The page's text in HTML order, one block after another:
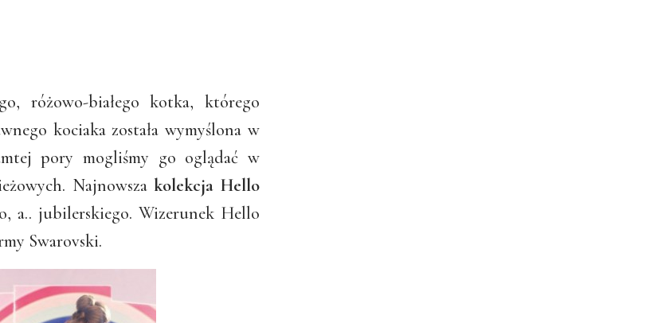
różowo-białego kotka, którego
kociaka została wymyślona w
pory mogliśmy go oglądać w
Najnowszakolekcja Hello
a.. jubilerskiego. Wizerunek Hello
Swarovski.